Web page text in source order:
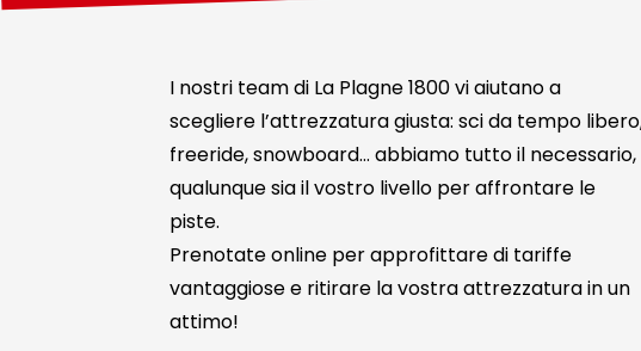
I nostri team di La Plagne 1800 vi aiutano a
scegliere l’attrezzatura giusta: sci da tempo
freeride, snowboard… abbiamo tutto il necessario,
qualunque sia il vostro livello per affrontare le
piste.
Prenotate online per approfittare di tariffe
vantaggiose e ritirare la vostra attrezzatura in un
attimo!